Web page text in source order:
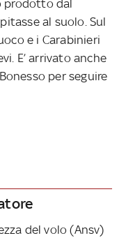
prodotto dal
al suolo. Sul
e i Carabinieri
E’ arrivato anche
per seguire
del volo (Ansv)